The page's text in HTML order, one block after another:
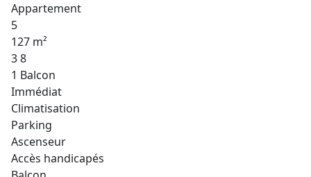
Appartement
5
127 m²
3 8
1 Balcon
Immédiat
Climatisation
Parking
Ascenseur
Accès handicapés